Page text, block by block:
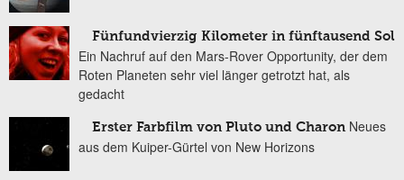
Fünfundvierzig Kilometer in fünftausend Sol
Ein Nachruf auf den Mars-Rover Opportunity, der dem
Roten Planeten sehr viel länger getrotzt hat, als
gedacht
Erster Farbfilm von Pluto und Charon Neues
aus dem Kuiper-Gürtel von New Horizons